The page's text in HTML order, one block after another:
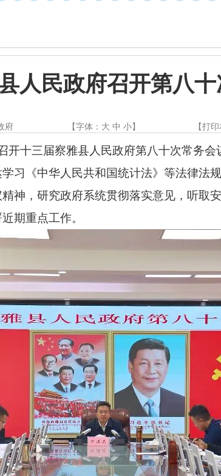
人民政府召开第八
府 【字体： 大 中 小】 【打印
开十三届察雅县人民政府第八十次常务
习《中华人民共和国统计法》等法律法
神，研究政府系统贯彻落实意见，听取
期重点工作。